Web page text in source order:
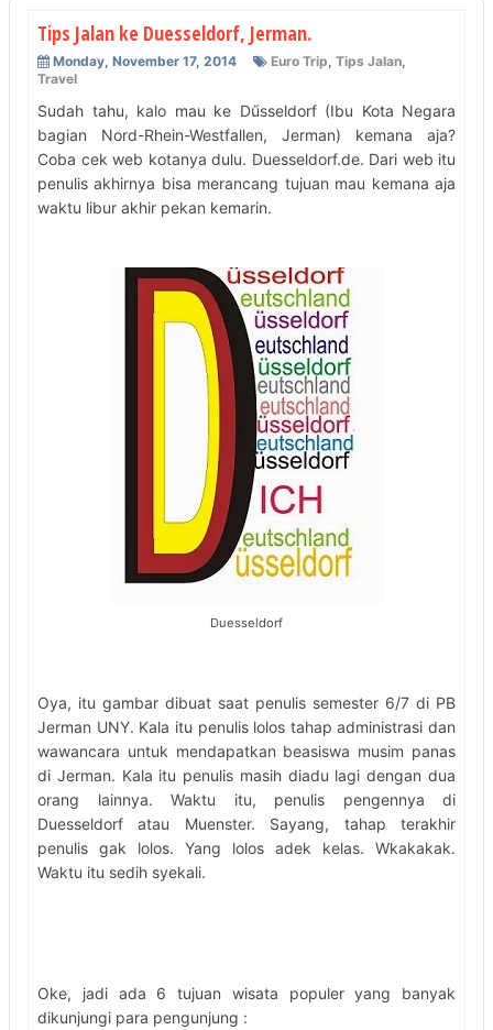
Tips Jalan ke Duesseldorf, Jerman.
Monday, November 17, 2014 Euro Trip, Tips Jalan,
Travel
Sudah tahu, kalo mau ke Dűsseldorf (Ibu Kota Negara
bagian Nord-Rhein-Westfallen, Jerman) kemana aja?
Coba cek web kotanya dulu. Duesseldorf.de. Dari web itu
penulis akhirnya bisa merancang tujuan mau kemana aja
waktu libur akhir pekan kemarin.
Duesseldorf
Oya, itu gambar dibuat saat penulis semester 6/7 di PB
Jerman UNY. Kala itu penulis lolos tahap administrasi dan
wawancara untuk mendapatkan beasiswa musim panas
di Jerman. Kala itu penulis masih diadu lagi dengan dua
orang lainnya. Waktu itu, penulis pengennya di
Duesseldorf atau Muenster. Sayang, tahap terakhir
penulis gak lolos. Yang lolos adek kelas. Wkakakak.
Waktu itu sedih syekali.
Oke, jadi ada 6 tujuan wisata populer yang banyak
dikunjungi para pengunjung :